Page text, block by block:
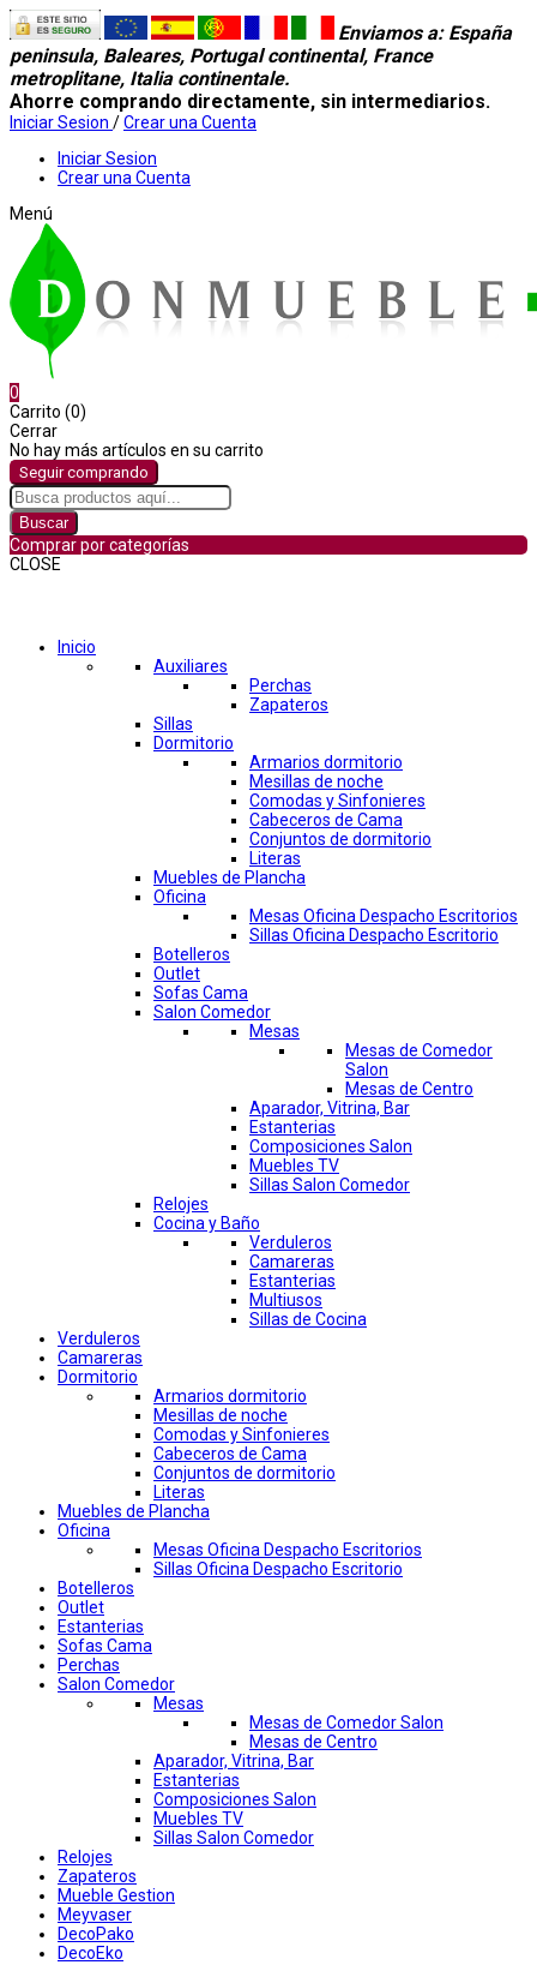
Enviamos a: España
peninsula, Baleares, Portugal continental, France
metroplitane, Italia continentale.
Ahorre comprando directamente, sin intermediarios.
Iniciar Sesion /Crear una Cuenta
Iniciar Sesion
Crear una Cuenta
Menú
0
Carrito (0)
Cerrar
No hay más artículos en su carrito
Seguir comprando
Buscar
Comprar por categorías
CLOSE
Inicio
Auxiliares
Perchas
Zapateros
Sillas
Dormitorio
Armarios dormitorio
Mesillas de noche
Comodas y Sinfonieres
Cabeceros de Cama
Conjuntos de dormitorio
Literas
Muebles de Plancha
Oficina
Mesas Oficina Despacho Escritorios
Sillas Oficina Despacho Escritorio
Botelleros
Outlet
Sofas Cama
Salon Comedor
Mesas
Mesas de Comedor
Salon
Mesas de Centro
Aparador, Vitrina, Bar
Estanterias
Composiciones Salon
Muebles TV
Sillas Salon Comedor
Relojes
Cocina y Baño
Verduleros
Camareras
Estanterias
Multiusos
Sillas de Cocina
Verduleros
Camareras
Dormitorio
Armarios dormitorio
Mesillas de noche
Comodas y Sinfonieres
Cabeceros de Cama
Conjuntos de dormitorio
Literas
Muebles de Plancha
Oficina
Mesas Oficina Despacho Escritorios
Sillas Oficina Despacho Escritorio
Botelleros
Outlet
Estanterias
Sofas Cama
Perchas
Salon Comedor
Mesas
Mesas de Comedor Salon
Mesas de Centro
Aparador, Vitrina, Bar
Estanterias
Composiciones Salon
Muebles TV
Sillas Salon Comedor
Relojes
Zapateros
Mueble Gestion
Meyvaser
DecoPako
DecoEko